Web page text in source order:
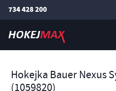
734 428 200
Hokejka Bauer Nexus
(1059820)